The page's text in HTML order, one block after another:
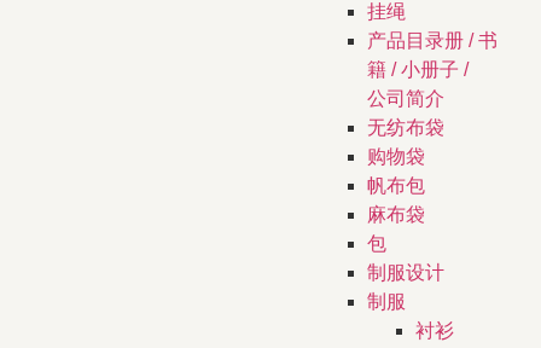
挂绳
产品目录册 / 书
籍 / 小册子 /
公司简介
无纺布袋
购物袋
帆布包
麻布袋
包
制服设计
制服
衬衫